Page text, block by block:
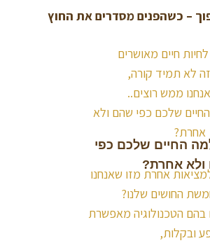
– כשהפנים מסדרים את החוץ
לחיות חיים מאושרים
לא תמיד קורה,
ממש רוצים..
שלכם כפי שהם ולא
אחרת?
החיים שלכם כפי
אחרת?
אחרת מזו שאנחנו
החושים שלנו?
בהם הטכנולוגיה מאפשרת
ובקלות,